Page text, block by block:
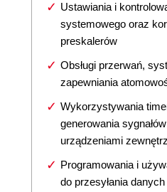
Ustawiania i
systemowego oraz
preskalerów
Obsługi przerwań,
zapewniania
Wykorzystywania
generowania
urządzeniami
Programowania i
do przesyłania